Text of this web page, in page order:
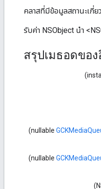
คลาสที่มีข้อมูลสถานะเกี่ย
รับค่า NSObject นำ
สรุปเมธอดขอ
(nullable
(nullable